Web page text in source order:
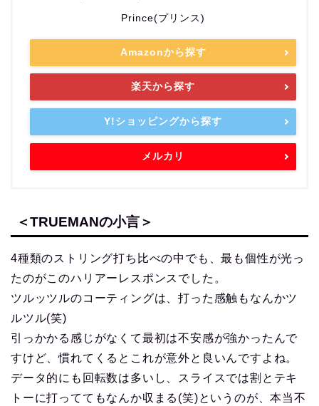
Prince(プリンス)
Amazonから探す
楽天から探す
Y!ショッピングから探す
メルカリ
＜TRUEMANの小言＞
4種類のストリング打ち比べの中でも、最も個性が光っ
たのがこのハリアーレスポンスでした。
ツルッツルのコーティングは、打った感触もなんかツ
ルツル(笑)
引っかかる感じがなくて最初は不安感が強かったんで
すけど、慣れてくるとこれが意外と良いんですよね。
データ的にも回転数は多いし、スライスでは割とテキ
トーに打っててもなんか収まる(笑)というのが、本当不